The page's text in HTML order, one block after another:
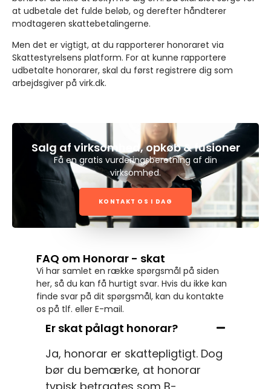
at udbetale det fulde beløb, og derefter håndterer
modtageren skattebetalingerne.
Men det er vigtigt, at du rapporterer honoraret via
Skattestyrelsens platform. For at kunne rapportere
udbetalte honorarer, skal du først registrere dig som
arbejdsgiver på virk.dk.
Salg af virksomhed, opkøb & fusioner
Få en gratis vurderingsberetning af din
virksomhed.
KONTAKT OS I DAG
FAQ om Honorar - skat
Vi har samlet en række spørgsmål på siden
her, så du kan få hurtigt svar. Hvis du ikke kan
finde svar på dit spørgsmål, kan du kontakte
os på tlf. eller E-mail.
Er skat pålagt honorar?
Ja, honorar er skattepligtigt. Dog
bør du bemærke, at honorar